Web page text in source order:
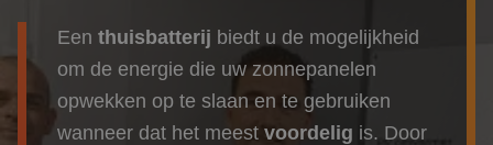
Europees geproduceerde batterij
Laadpaal inclusief installatie
Zonnepanelen particulier
Service & onderhoud
Leveren & installeren
Voor wie
Zakelijk & MKB
Contact
Een thuisbatterij biedt u de mogelijkheid
om de energie die uw zonnepanelen
opwekken op te slaan en te gebruiken
wanneer dat het meest voordelig is. Door